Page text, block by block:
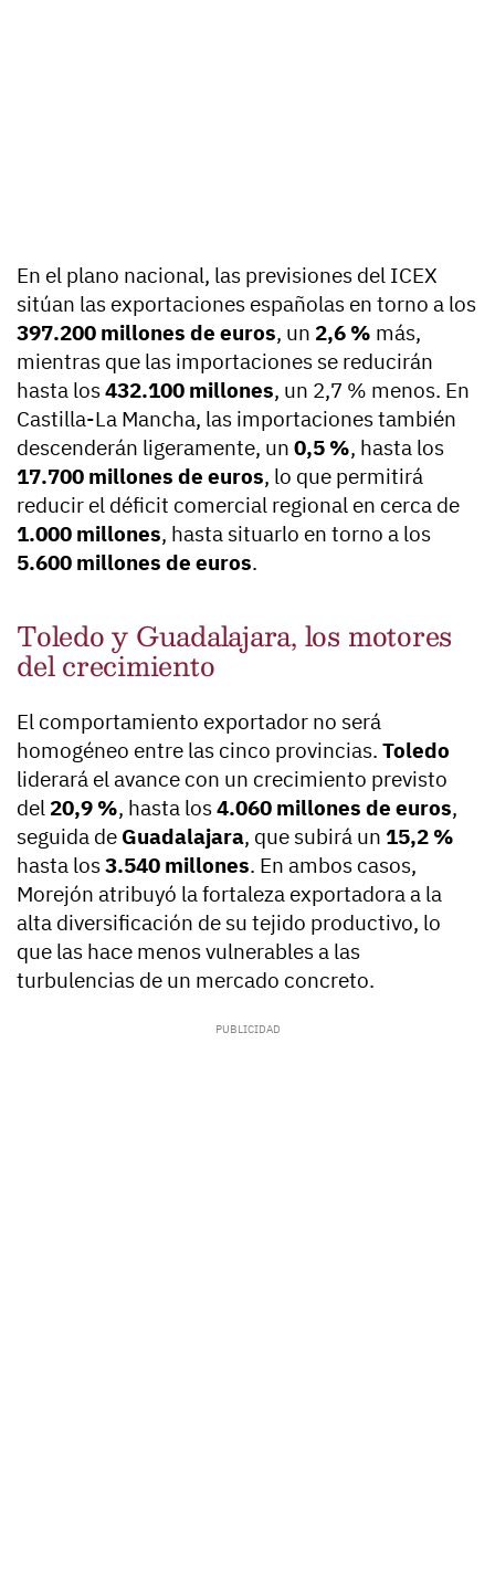
En el plano nacional, las previsiones del ICEX
sitúan las exportaciones españolas en torno a los
397.200 millones de euros, un 2,6 % más,
mientras que las importaciones se reducirán
hasta los432.100 millones, un 2,7 % menos. En
Castilla-La Mancha, las importaciones también
descenderán ligeramente, un 0,5 %, hasta los
17.700 millones de euros, lo que permitirá
reducir el déficit comercial regional en cerca de
1.000 millones, hasta situarlo en torno a los
5.600 millones de euros.
Toledo y Guadalajara, los motores
del crecimiento
El comportamiento exportador no será
homogéneo entre las cinco provincias. Toledo
liderará el avance con un crecimiento previsto
del 20,9 %, hasta los4.060 millones de euros,
seguida de Guadalajara, que subirá un 15,2 %
hasta los3.540 millones. En ambos casos,
Morejón atribuyó la fortaleza exportadora a la
alta diversificación de su tejido productivo, lo
que las hace menos vulnerables a las
turbulencias de un mercado concreto.